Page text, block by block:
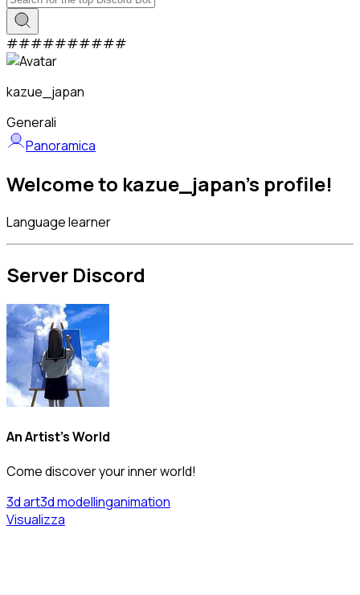
##########
kazue_japan
Generali
Panoramica
Welcome to kazue_japan's profile!
Language learner
Server Discord
An Artist's World
Come discover your inner world!
3d art3d modellinganimation
Visualizza